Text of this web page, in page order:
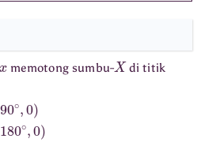
memotong sumbu-X di titik
90 ∘,0
180∘ ,0